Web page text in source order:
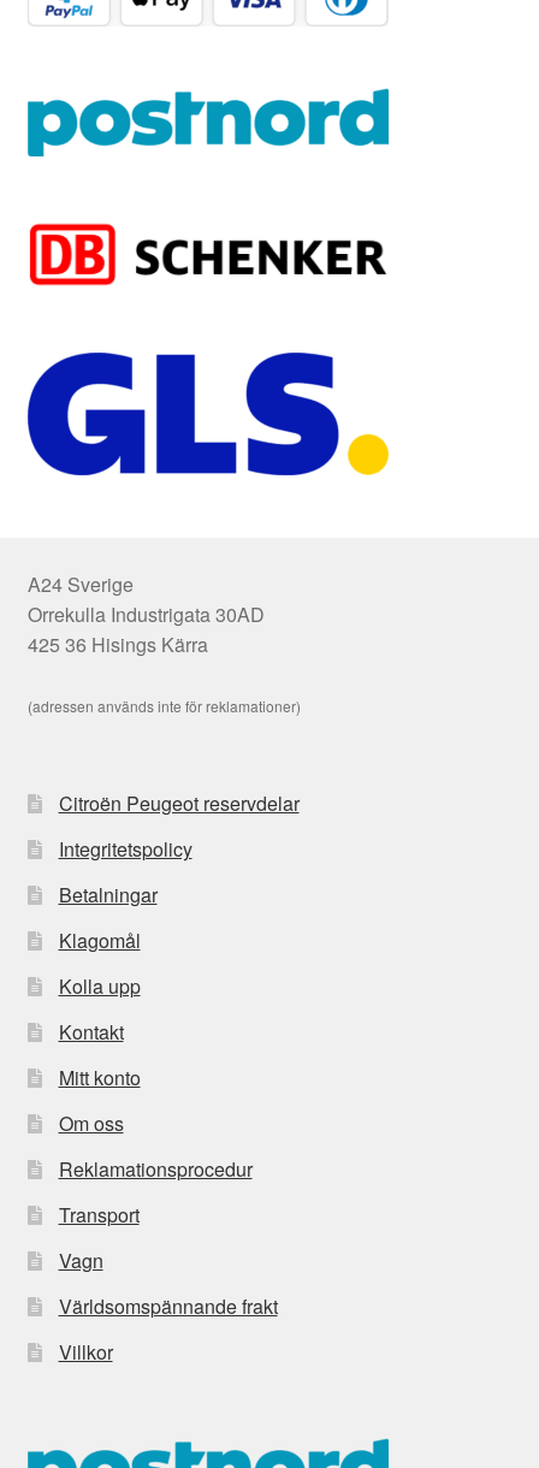
A24 Sverige
Orrekulla Industrigata 30AD
425 36 Hisings Kärra
(adressen används inte för reklamationer)
Citroën Peugeot reservdelar
Integritetspolicy
Betalningar
Klagomål
Kolla upp
Kontakt
Mitt konto
Om oss
Reklamationsprocedur
Transport
Vagn
Världsomspännande frakt
Villkor